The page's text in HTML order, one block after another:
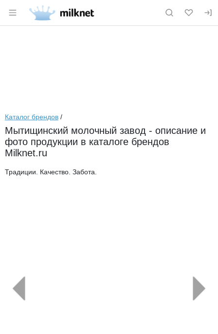
Раздел навигации по сайту milknet.ru
Каталог брендов /
Мытищинский молочный завод - описание и
фото продукции в каталоге брендов
Milknet.ru
Традиции. Качество. Забота.